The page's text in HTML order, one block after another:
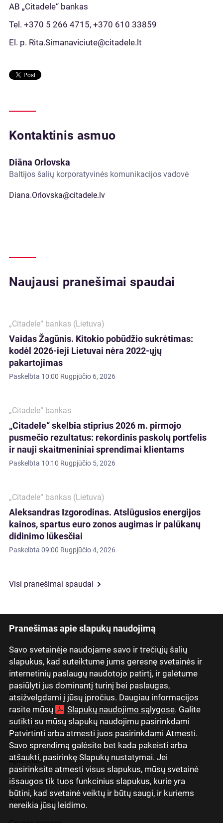
Pranešimas apie slapukų naudojimą
Savo svetainėje naudojame savo ir trečiųjų šalių
slapukus, kad suteiktume jums geresnę svetainės ir
internetinių paslaugų naudotojo patirtį, ir galėtume
pasiūlyti jus dominantį turinį bei paslaugas,
atsižvelgdami į jūsų įpročius. Daugiau informacijos
rasite mūsų
Slapukų naudojimo sąlygose. Galite
sutikti su mūsų slapukų naudojimu pasirinkdami
Patvirtinti arba atmesti juos pasirinkdami Atmesti.
Savo sprendimą galėsite bet kada pakeisti arba
atšaukti, pasirinkę Slapukų nustatymai. Jei
pasirinksite atmesti visus slapukus, mūsų svetainė
išsaugos tik tuos funkcinius slapukus, kurie yra
būtini, kad svetainė veiktų ir būtų saugi, ir kuriems
nereikia jūsų leidimo.
AB „Citadele“ bankas
Tel. +370 5 266 4715, +370 610 33859
El. p. Rita.Simanaviciute@citadele.lt
Kontaktinis asmuo
Diāna Orlovska
Baltijos šalių korporatyvinės komunikacijos vadovė
Diana.Orlovska@citadele.lv
Naujausi pranešimai spaudai
„Citadele“ bankas (Lietuva)
Vaidas Žagūnis. Kitokio pobūdžio sukrėtimas:
kodėl 2026-ieji Lietuvai nėra 2022-ųjų
pakartojimas
Paskelbta 10:00 Rugpjūčio 6, 2026
„Citadele“ bankas
„Citadele“ skelbia stiprius 2026 m. pirmojo
pusmečio rezultatus: rekordinis paskolų portfelis
ir nauji skaitmeniniai sprendimai klientams
Paskelbta 10:10 Rugpjūčio 5, 2026
„Citadele“ bankas (Lietuva)
Aleksandras Izgorodinas. Atslūgusios energijos
kainos, spartus euro zonos augimas ir palūkanų
didinimo lūkesčiai
Paskelbta 09:00 Rugpjūčio 4, 2026
Visi pranešimai spaudai
Latviski
Русский
English
Eesti
Lietuviškai
Apie mus
Ryšiai su investuotojais
Žiniasklaidai